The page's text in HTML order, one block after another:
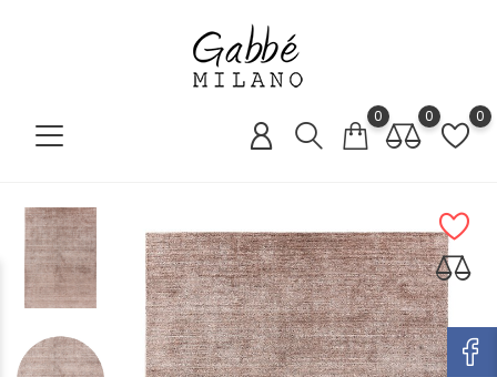
0 0 0